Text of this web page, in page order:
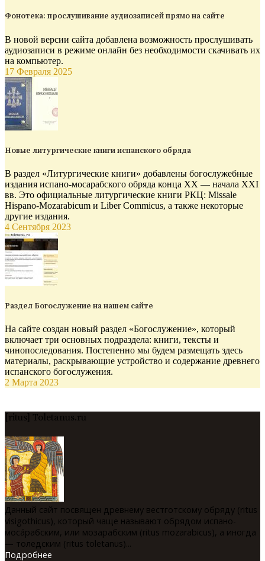
Фонотека: прослушивание аудиозаписей прямо на сайте
В новой версии сайта добавлена возможность прослушивать
аудиозаписи в режиме онлайн без необходимости скачивать их
на компьютер.
17 Февраля 2025
Новые литургические книги испанского обряда
В раздел «Литургические книги» добавлены богослужебные
издания испано-мосарабского обряда конца XX — начала XXI
вв. Это официальные литургические книги РКЦ: Missale
Hispano-Mozarabicum и Liber Commicus, а также некоторые
другие издания.
4 Сентября 2023
Раздел Богослужение на нашем сайте
На сайте создан новый раздел «Богослужение», который
включает три основных подраздела: книги, тексты и
чинопоследования. Постепенно мы будем размещать здесь
материалы, раскрывающие устройство и содержание древнего
испанского богослужения.
2 Марта 2023
[ritus] Toletanus.ru
Данный сайт посвящен древнему вестготскому обряду (ritus
visigothicus), который чаще называют обрядом испано-
мосáрабским, или мозарабским (ritus mozarabicus), а иногда
— толедским (ritus toletanus)...
Подробнее